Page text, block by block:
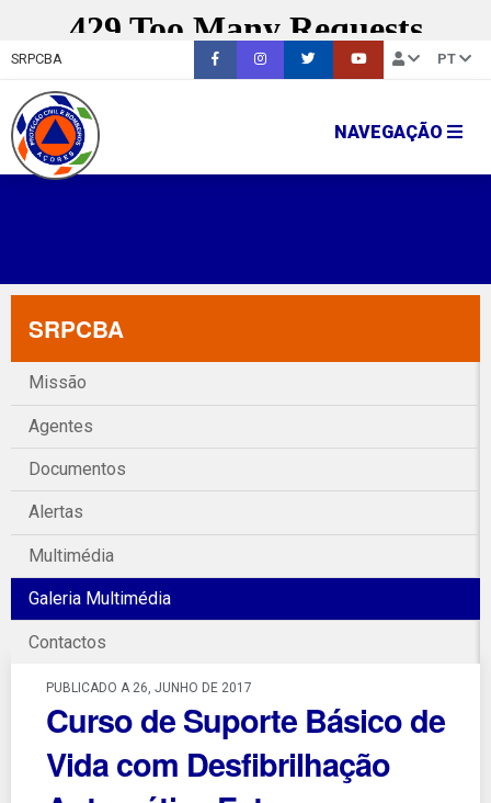
SRPCBA PT
NAVEGAÇÃO
SRPCBA
Missão
Agentes
Documentos
Alertas
Multimédia
Galeria Multimédia
Contactos
PUBLICADO A 26, JUNHO DE 2017
Curso de Suporte Básico de
Vida com Desfibrilhação